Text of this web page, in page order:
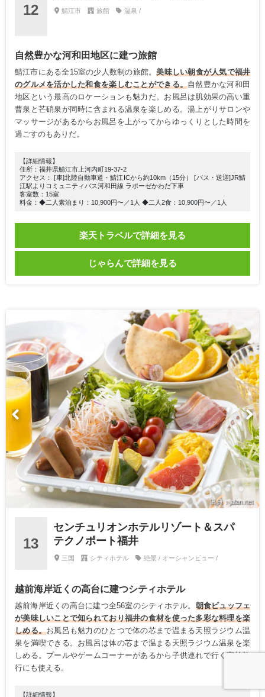
12 鯖江市 旅館 温泉 /
自然豊かな河和田地区に建つ旅館
鯖江市にある全15室の少人数制の旅館。美味しい朝食が人気で福井
のグルメを活かした和食を楽しむことができる。 自然豊かな河和田
地区という最高のロケーションも魅力だ。お風呂は肌効果の高い重
曹泉と芒硝泉が同時に含まれる温泉を楽しめる。湯上がりサロンや
マッサージがあるからお風呂を上がってからゆっくりとした時間を
過ごすのもありだ。
【詳細情報】
住所：福井県鯖江市上河内町19-37-2
アクセス： [車]北陸自動車道・鯖江ICから約10km（15分） [バス・送迎]JR鯖
江駅よりコミュニティバス河和田線 ラポーゼかわだ下車
客室数：15室
料金：◆二人素泊まり：10,900円〜／1人 ◆二人2食：10,900円〜／1人
楽天トラベルで詳細を見る
じゃらんで詳細を見る
出典：jalan.net
13
センチュリオンホテルリゾート＆スパ
テクノポート福井
三国 シティホテル 絶景 / オーシャンビュー /
越前海岸近くの高台に建つシティホテル
越前海岸近くの高台に建つ全56室のシティホテル。 朝食ビュッフェ
が美味しいことで知られており福井の食材を使った多彩な料理を楽
しめる。お風呂も魅力のひとつで体の芯まで温まる天照ラジウム温
泉を満喫できる。お風呂は体の芯まで温まる天照ラジウム温泉を楽
しめる。プールやゲームコーナーがあるから子供連れで行く家族旅
行にも使える。
【詳細情報】